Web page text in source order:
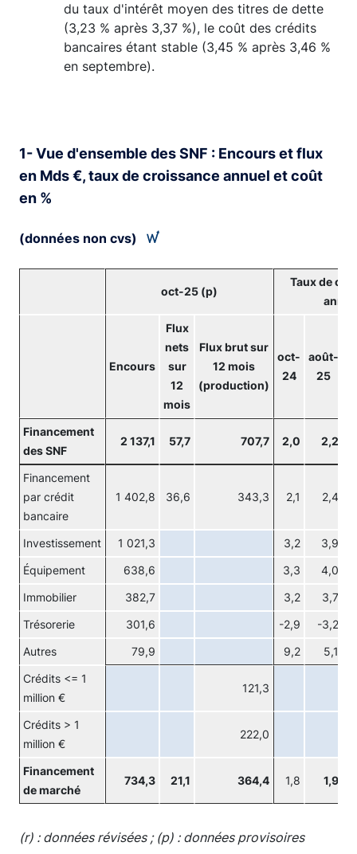
du taux d'intérêt moyen des titres de dette
(3,23 % après 3,37 %), le coût des crédits
bancaires étant stable (3,45 % après 3,46 %
en septembre).
1- Vue d'ensemble des SNF : Encours et flux
en Mds €, taux de croissance annuel et coût
en %
(données non cvs)
oct-25 (p)
Taux de
Encours
Flux
nets
sur
12
mois
Flux brut sur
12 mois
(production)
oct-
24
août-
25
Financement
des SNF
2 137,1 57,7 707,7 2,0 2,2
Financement
par crédit
bancaire
1 402,8 36,6 343,3 2,1 2,4
Investissement 1 021,3 3,2 3,9
Équipement 638,6 3,3 4,0
Immobilier 382,7 3,2 3,7
Trésorerie 301,6 -2,9 -3,2
Autres 79,9 9,2 5,1
Crédits <= 1
million €
121,3
Crédits > 1
million €
222,0
Financement
de marché
734,3 21,1 364,4 1,8 1,9
(r) : données révisées ; (p) : données provisoires